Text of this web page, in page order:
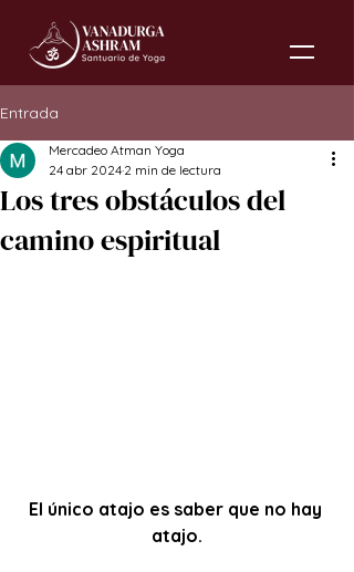
Entrada
Los tres obstáculos del
camino espiritual
Mercadeo Atman Yoga
24 abr 2024 2 min de lectura
El único atajo es saber que no hay
atajo.